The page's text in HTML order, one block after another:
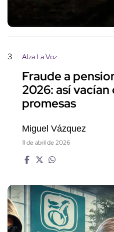
3 Alza La Voz
Fraude a
2026: así
promesas
Miguel Vázquez
11 de abril de 2026